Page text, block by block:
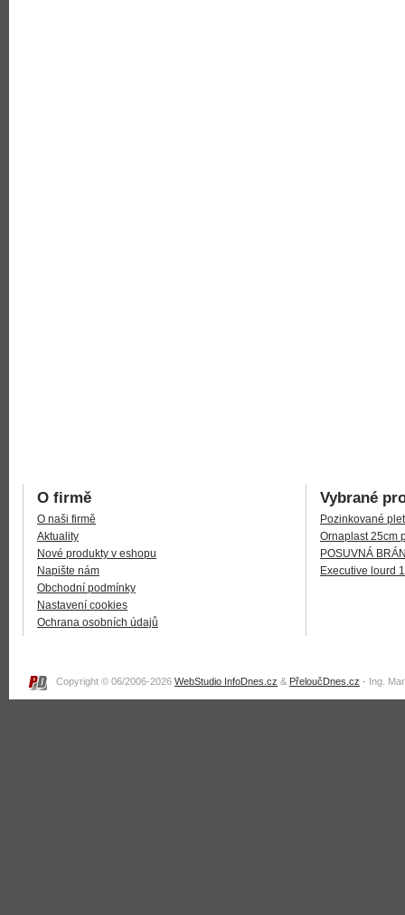
O firmě
O naši firmě
Aktuality
Nové produkty v eshopu
Napište nám
Obchodní podmínky
Nastavení cookies
Ochrana osobních údajů
Vybrané
Pozinkované
Ornaplast 25cm
POSUVNÁ
Executive lourd
Copyright © 06/2006-2026 WebStudio InfoDnes.cz & PřeloučDnes.cz - Ing.